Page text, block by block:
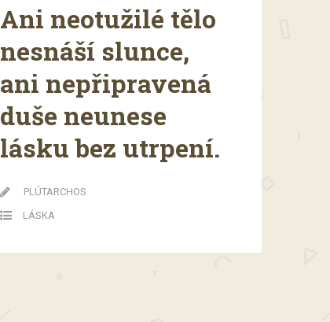
Ani neotužilé tělo
nesnáší slunce,
ani nepřipravená
duše neunese
lásku bez utrpení.
PLÚTARCHOS
LÁSKA